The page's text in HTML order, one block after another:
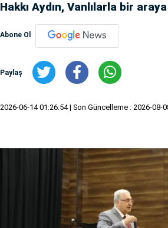
Hakkı Aydın, Vanlılarla bir
Abone Ol
Paylaş
2026-06-14 01:26:54 | Son Güncelleme : 2026-08-